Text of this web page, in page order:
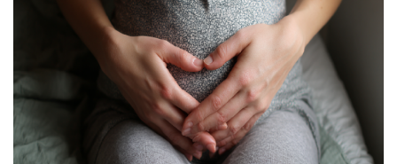
Я согласен наобработку моих персональных данных